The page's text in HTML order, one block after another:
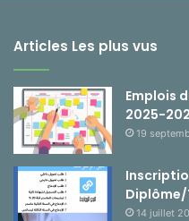
Articles Les plus vus
Emplois
2025-
19
14 juillet